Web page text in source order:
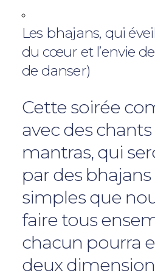
Les bhajans, qui
du cœur et l’envie
de danser)
Cette soirée
avec des
mantras, qui
par des
simples que
faire tous
chacun pourra
deux